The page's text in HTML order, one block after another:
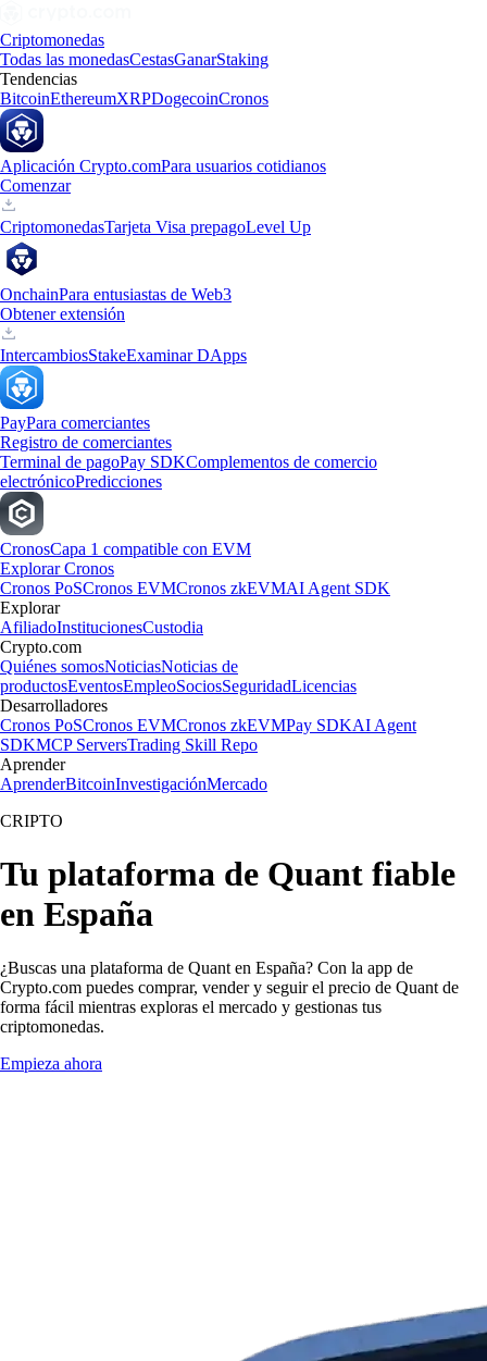
Criptomonedas
Todas las monedasCestasGanarStaking
Tendencias
BitcoinEthereumXRPDogecoinCronos
Aplicación Crypto.comPara usuarios cotidianos
Comenzar
CriptomonedasTarjeta Visa prepagoLevel Up
OnchainPara entusiastas de Web3
Obtener extensión
IntercambiosStakeExaminar DApps
PayPara comerciantes
Registro de comerciantes
Terminal de pagoPay SDKComplementos de comercio
electrónicoPredicciones
CronosCapa 1 compatible con EVM
Explorar Cronos
Cronos PoSCronos EVMCronos zkEVMAI Agent SDK
Explorar
AfiliadoInstitucionesCustodia
Crypto.com
Quiénes somosNoticiasNoticias de
productosEventosEmpleoSociosSeguridadLicencias
Desarrolladores
Cronos PoSCronos EVMCronos zkEVMPay SDKAI Agent
SDKMCP ServersTrading Skill Repo
Aprender
AprenderBitcoinInvestigaciónMercado
CRIPTO
Tu plataforma de Quant fiable
en España
¿Buscas una plataforma de Quant en España? Con la app de
Crypto.com puedes comprar, vender y seguir el precio de Quant de
forma fácil mientras exploras el mercado y gestionas tus
criptomonedas.
Empieza ahora